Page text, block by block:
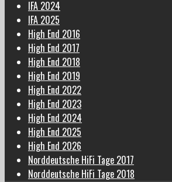
IFA 2024
IFA 2025
High End 2016
High End 2017
High End 2018
High End 2019
High End 2022
High End 2023
High End 2024
High End 2025
High End 2026
Norddeutsche HiFi Tage 2017
Norddeutsche HiFi Tage 2018